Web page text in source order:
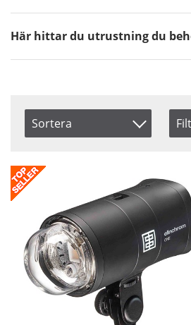
Här hittar du utrustning du
Sortera
Benämning
Inkl. Moms